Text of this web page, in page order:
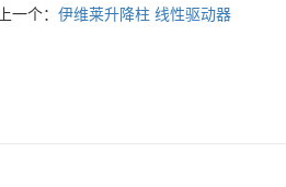
上一个：伊维莱升降柱 线性驱动器